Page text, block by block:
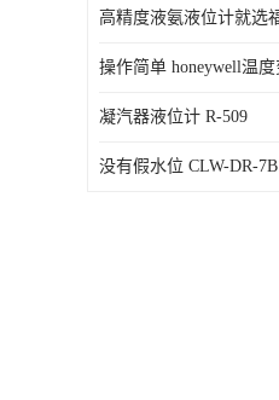
操作简单 honeywell温
凝汽器液位计 R-509